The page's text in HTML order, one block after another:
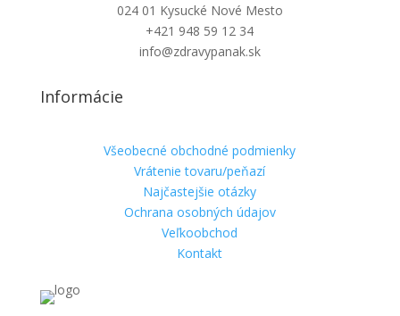
024 01 Kysucké Nové Mesto
+421 948 59 12 34
info@zdravypanak.sk
Informácie
Všeobecné obchodné podmienky
Vrátenie tovaru/peňazí
Najčastejšie otázky
Ochrana osobných údajov
Veľkoobchod
Kontakt